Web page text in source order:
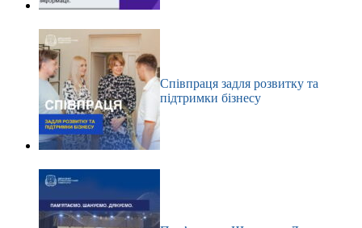
Співпраця задля розвитку та
підтримки бізнесу